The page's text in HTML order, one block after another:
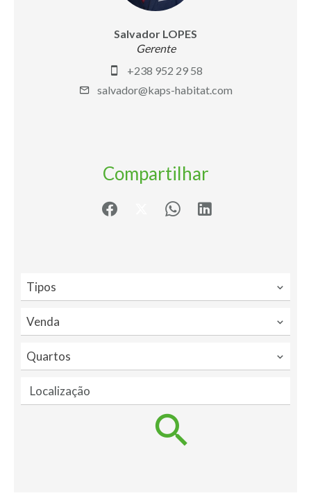
Salvador LOPES
Gerente
+238 952 29 58
salvador@kaps-habitat.com
Compartilhar
Tipos
Venda
Quartos
Localização